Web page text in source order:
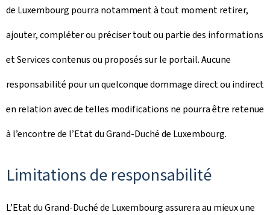
de Luxembourg pourra notamment à tout moment retirer,
ajouter, compléter ou préciser tout ou partie des informations
et Services contenus ou proposés sur le portail. Aucune
responsabilité pour un quelconque dommage direct ou indirect
en relation avec de telles modifications ne pourra être retenue
à l’encontre de l’Etat du Grand-Duché de Luxembourg.
Limitations de responsabilité
L’Etat du Grand-Duché de Luxembourg assurera au mieux une